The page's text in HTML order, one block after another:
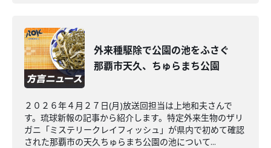
外来種駆除で公園の池をふさぐ
那覇市天久、ちゅらまち公園
２０２６年４月２７日(月)放送回担当は上地和夫さんで
す。琉球新報の記事から紹介します。特定外来生物のザリ
ガニ「ミステリークレイフィッシュ」が県内で初めて確認
された那覇市の天久ちゅらまち公園の池について...